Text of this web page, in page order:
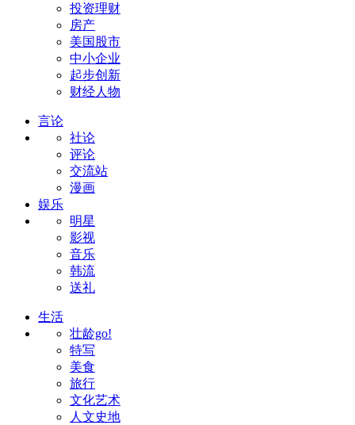
投资理财
房产
美国股市
中小企业
起步创新
财经人物
言论
社论
评论
交流站
漫画
娱乐
明星
影视
音乐
韩流
送礼
生活
壮龄go!
特写
美食
旅行
文化艺术
人文史地